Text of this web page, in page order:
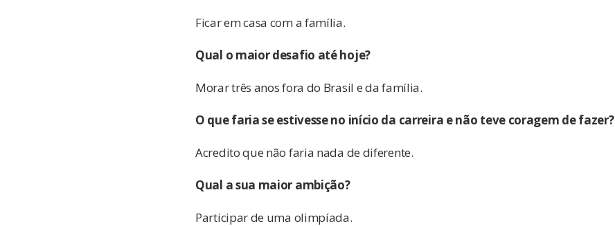
Ficar em casa com a família.
Qual o maior desafio até hoje?
Morar três anos fora do Brasil e da família.
O que faria se estivesse no início da carreira e não teve coragem de fazer?
Acredito que não faria nada de diferente.
Qual a sua maior ambição?
Participar de uma olimpíada.